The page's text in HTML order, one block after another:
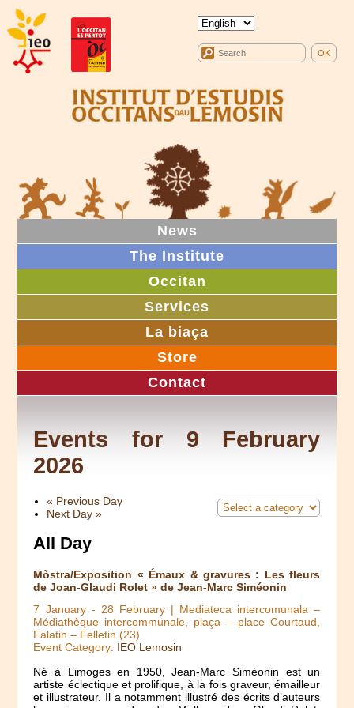
News
The Institute
Occitan
Services
La biaça
Store
Contact
Events for 9 February
2026
« Previous Day
Next Day»
All Day
Mòstra/Exposition « Émaux & gravures : Les fleurs
de Joan-Glaudi Rolet » de Jean-Marc Siméonin
7 January- 28 February| Mediateca intercomunala –
Médiathèque intercommunale, plaça – place Courtaud,
Falatin – Felletin (23)
Event Category: IEO Lemosin
Né à Limoges en 1950, Jean-Marc Siméonin est un
artiste éclectique et prolifique, à la fois graveur, émailleur
et illustrateur. Il a notamment illustré des écrits d’auteurs